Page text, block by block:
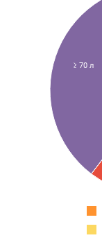
≥ 70 л